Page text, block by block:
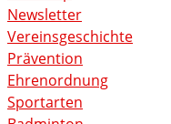
Newsletter
Vereinsgeschichte
Prävention
Ehrenordnung
Sportarten